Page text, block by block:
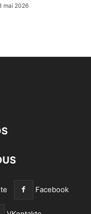
mai 2026
Facebook